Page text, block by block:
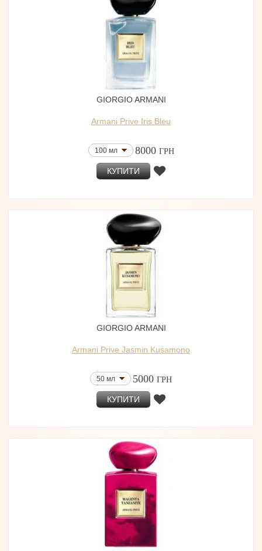
GIORGIO ARMANI
Armani Prive Iris Bleu
100 мл 8000 ГРН
КУПИТИ
GIORGIO ARMANI
Armani Prive Jasmin Kusamono
50 мл 5000 ГРН
КУПИТИ